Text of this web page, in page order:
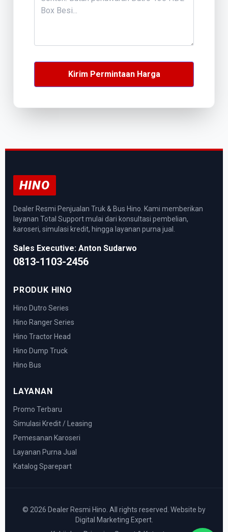
Kirim Permintaan Harga
HINO
Dealer Resmi Penjualan Truk & Bus Hino. Kami memberikan
layanan Total Support mulai dari konsultasi pembelian,
karoseri, simulasi kredit, hingga layanan purna jual.
Sales Executive: Anton Sudarwo
0813-1103-2456
PRODUK HINO
Hino Dutro Series
Hino Ranger Series
Hino Tractor Head
Hino Dump Truck
Hino Bus
LAYANAN
Promo Terbaru
Simulasi Kredit / Leasing
Pemesanan Karoseri
Layanan Purna Jual
Katalog Sparepart
© 2026 Dealer Resmi Hino. All rights reserved. Website by
Digital Marketing Expert.